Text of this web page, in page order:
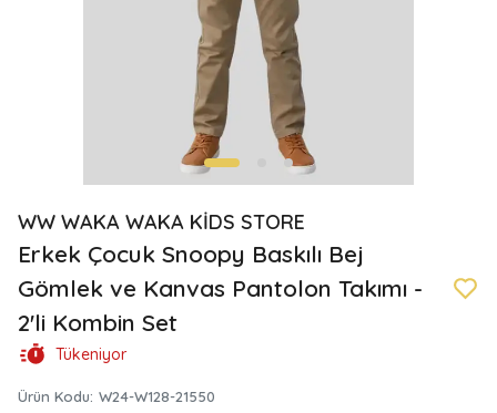
WW WAKA WAKA KİDS STORE
Erkek Çocuk Snoopy Baskılı Bej
Gömlek ve Kanvas Pantolon Takımı -
2'li Kombin Set
Tükeniyor
Ürün Kodu: W24-W128-21550